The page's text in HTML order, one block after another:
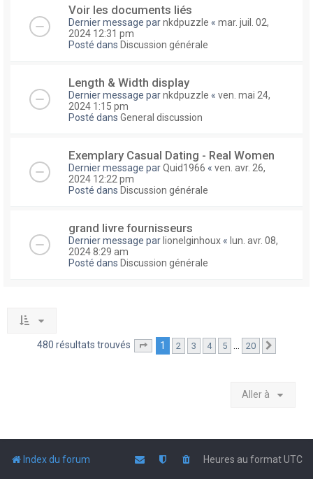
Voir les documents liés
Dernier message parnkdpuzzle « mar. juil. 02,
2024 12:31 pm
Posté dans Discussion générale
Length & Width display
Dernier message parnkdpuzzle « ven. mai 24,
2024 1:15 pm
Posté dans General discussion
Exemplary Сasual Dating - Real Women
Dernier message parQuid1966 « ven. avr. 26,
2024 12:22 pm
Posté dans Discussion générale
grand livre fournisseurs
Dernier message par lionelginhoux « lun. avr. 08,
2024 8:29 am
Posté dans Discussion générale
480 résultats trouvés Page sur20
1 2 3 4 5 … 20
Aller à
Index du forum Heures au formatUTC